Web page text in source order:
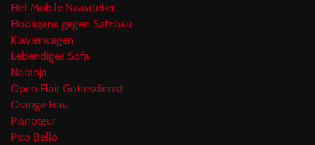
Het Mobile Naaiatelier
Hooligans gegen Satzbau
Klavierwagen
Lebendiges Sofa
Naranja
Open Flair Gottesdienst
Orange Frau
Pianoteur
Pico Bello